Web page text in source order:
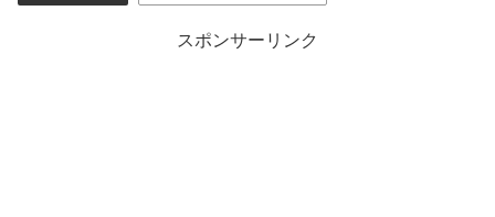
スポンサーリンク